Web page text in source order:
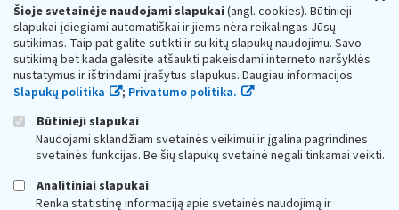
Šioje svetainėje naudojami slapukai(angl. cookies). Būtinieji
slapukai įdiegiami automatiškai ir jiems nėra reikalingas Jūsų
sutikimas. Taip pat galite sutikti ir su kitų slapukų naudojimu. Savo
sutikimą bet kada galėsite atšaukti pakeisdami interneto naršyklės
nustatymus ir ištrindami įrašytus slapukus. Daugiau informacijos
Slapukų politika
; Privatumo politika.
Būtinieji slapukai
Naudojami sklandžiam svetainės veikimui ir įgalina pagrindines
svetainės funkcijas. Be šių slapukų svetainė negali tinkamai veikti.
Analitiniai slapukai
Renka statistinę informaciją apie svetainės naudojimą ir
Respublikos finansų ministerijos
Biudžetinė įstaiga. Juridinio asmens kodas — 188659752,
adresas: Vasario 16-osios g. 14, 01107 Vilnius, Lietuva, el.paštas:
vmi@vmi.lt, E. pristatymo dėžutės adresas 188659752
Duomenys apie Valstybinę mokesčių inspekciją prie Lietuvos
Respublikos finansų ministerijos kaupiami ir saugomi Juridinių